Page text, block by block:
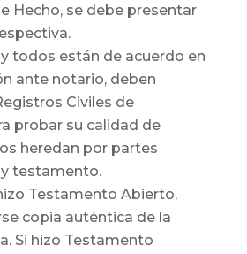
Hecho, se debe presentar
todos están de acuerdo en
ante notario, deben
Civiles de
probar su calidad de
heredan por partes
testamento.
Testamento Abierto,
copia auténtica de la
Si hizo Testamento